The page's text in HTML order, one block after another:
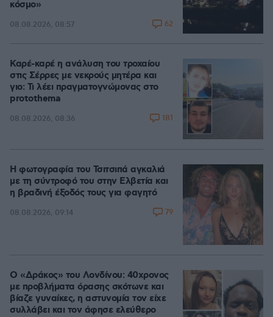
κόσμο»
08.08.2026, 08:57 62
Καρέ-καρέ η ανάλυση του τροχαίου
στις Σέρρες με νεκρούς μητέρα και
γιο: Τι λέει πραγματογνώμονας στο
protothema
08.08.2026, 08:36 181
Η φωτογραφία του Τσιτσιπά αγκαλιά
με τη σύντροφό του στην Ελβετία και
η βραδινή έξοδός τους για φαγητό
08.08.2026, 09:14 79
Ο «Δράκος» του Λονδίνου: 40χρονος
με προβλήματα όρασης σκότωνε και
βίαζε γυναίκες, η αστυνομία τον είχε
συλλάβει και τον άφησε ελεύθερο